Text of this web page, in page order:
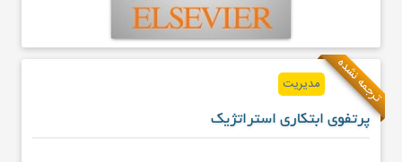
ترجمه نشده مدیریت
پرتفوی ابتکاری استراتژیک